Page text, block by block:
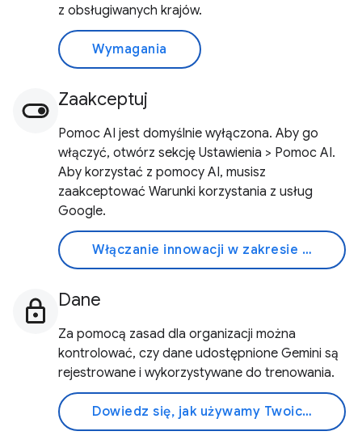
z obsługiwanych krajów.
Wymagania
Zaakceptuj
Pomoc AI jest domyślnie wyłączona. Aby go
włączyć, otwórz sekcję Ustawienia > Pomoc AI.
Aby korzystać z pomocy AI, musisz
zaakceptować Warunki korzystania z usług
Google.
Włączanie innowacji w zakresie AI
Dane
Za pomocą zasad dla organizacji można
kontrolować, czy dane udostępnione Gemini są
rejestrowane i wykorzystywane do trenowania.
Dowiedz się, jak używamy Twoich danych